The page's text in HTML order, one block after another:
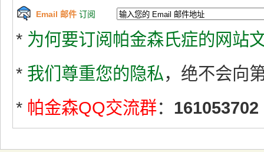
Email 邮件 订阅
* 为何要订阅帕金森氏症的网站
* 我们尊重您的隐私，绝不会向
* 帕金森QQ交流群： 161053702